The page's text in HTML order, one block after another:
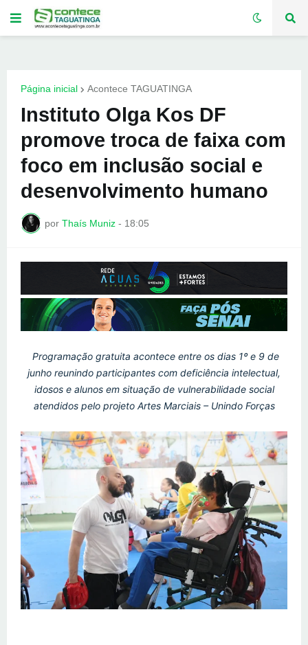
Página inicial Acontece TAGUATINGA
Instituto Olga Kos DF
promove troca de faixa com
foco em inclusão social e
desenvolvimento humano
por Thaís Muniz - 18:05
Programação gratuita acontece entre os dias 1º e 9 de
junho reunindo participantes com deficiência intelectual,
idosos e alunos em situação de vulnerabilidade social
atendidos pelo projeto Artes Marciais – Unindo Forças